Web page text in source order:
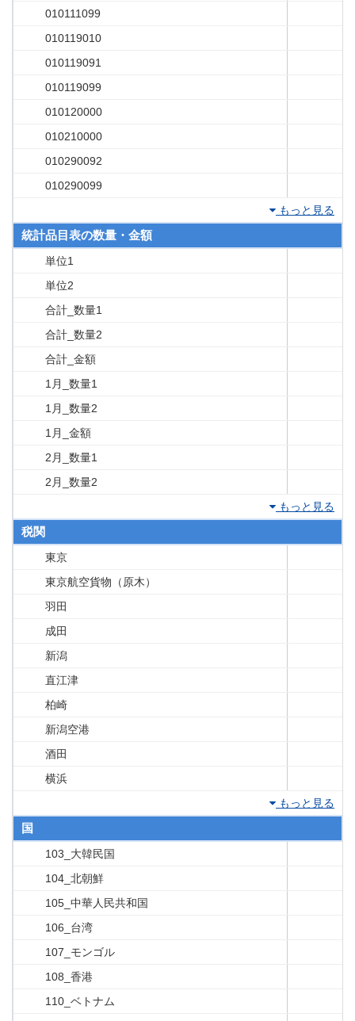
010111099
010119010
010119091
010119099
010120000
010210000
010290092
010290099
もっと見る
統計品目表の数量・金額
単位1
単位2
合計_数量1
合計_数量2
合計_金額
1月_数量1
1月_数量2
1月_金額
2月_数量1
2月_数量2
もっと見る
税関
東京
東京航空貨物（原木）
羽田
成田
新潟
直江津
柏崎
新潟空港
酒田
横浜
もっと見る
国
103_大韓民国
104_北朝鮮
105_中華人民共和国
106_台湾
107_モンゴル
108_香港
110_ベトナム